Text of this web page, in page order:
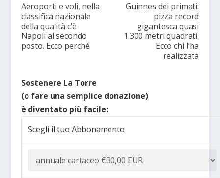
Aeroporti e voli, nella
classifica nazionale
della qualità c’è
Napoli al secondo
posto. Ecco perché
Guinnes dei primati:
pizza record
gigantesca quasi
1.300 metri quadrati.
Ecco chi l’ha
realizzata
Sostenere La Torre
(o fare una semplice donazione)
è diventato più facile:
Scegli il tuo Abbonamento